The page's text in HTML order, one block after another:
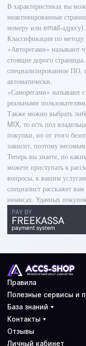
В характеристиках вы
неактивированные
номеру или email-адресу).
Классификация по
«Авторегами» называют
стоящие дорого
специализированное ПО,
автоматически.
«Саморегами» называют
реальными
Также можно выбрать
MIX, то есть пол
покупки, но от этого
зависит, поэтому
Теперь вы знаете, по
можете приступать к
вопросы, к вашим
специалист расскажет
нюансах. Удачных
Правила
Полезные сервисы и
База знаний
Контакты
Отзывы
Личный кабинет